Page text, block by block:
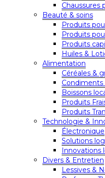
Chaussures
Beauté & soins
Produits
Produits
Produits
Huiles &
Alimentation
Céréales &
Condiments
Boissons
Produits
Produits
Technologie &
Électronique
Solutions
Innovations
Divers & Entretien
Lessives &